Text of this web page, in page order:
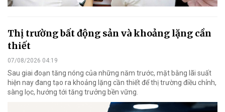
Thị trường bất động sản và khoảng lặng cần
thiết
07/08/2026 04:19
Sau giai đoạn tăng nóng của những năm trước, mặt bằng lãi suất
hiện nay đang tạo ra khoảng lặng cần thiết để thị trường điều chỉnh,
sàng lọc, hướng tới tăng trưởng bền vững.